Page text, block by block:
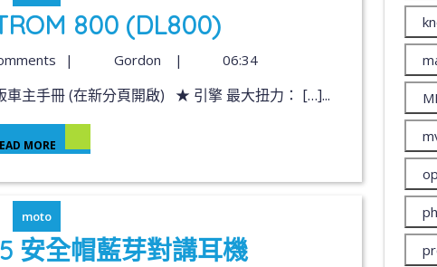
800 (DL800)
| Gordon | 06:34
車主手冊 (在新分頁開啟) ★ 引擎 最大扭力： […]...
MORE
moto
安全帽藍芽對講耳機